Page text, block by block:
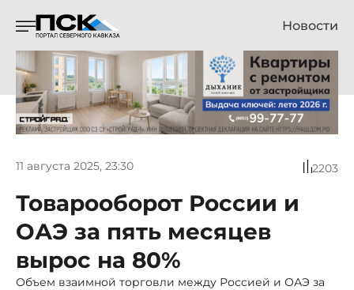
Новости
11 августа 2025, 23:30 2203
Товарооборот России и
ОАЭ за пять месяцев
вырос на 80%
Объем взаимной торговли между Россией и ОАЭ за